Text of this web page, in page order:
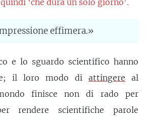
quindi ‘che dura un solo giorno’.
effimera.»
e lo sguardo scientifico hanno
il loro modo di attingere al
finisce non di rado per
rendere scientifiche parole